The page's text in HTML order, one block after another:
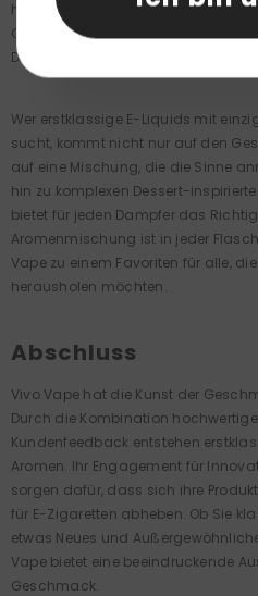
hochwertigen Zutaten und der
Geschmacksentwicklung machen
Dampfer, die Wert auf raffinierte E-
Wer erstklassige E-Liquids mit
sucht, kommt nicht nur auf den
auf eine Mischung, die die Sinne
hin zu komplexen Dessert-
bietet für jeden Dampfer das
Aromenmischung ist in jeder
Vape zu einem Favoriten für alle,
herausholen möchten.
Abschluss
Vivo Vape hat die Kunst der
Durch die Kombination
Kundenfeedback entstehen
Aromen. Ihr Engagement für
sorgen dafür, dass sich ihre
für E-Zigaretten abheben. Ob Sie
etwas Neues und
Vape bietet eine beeindruckende
Geschmack.